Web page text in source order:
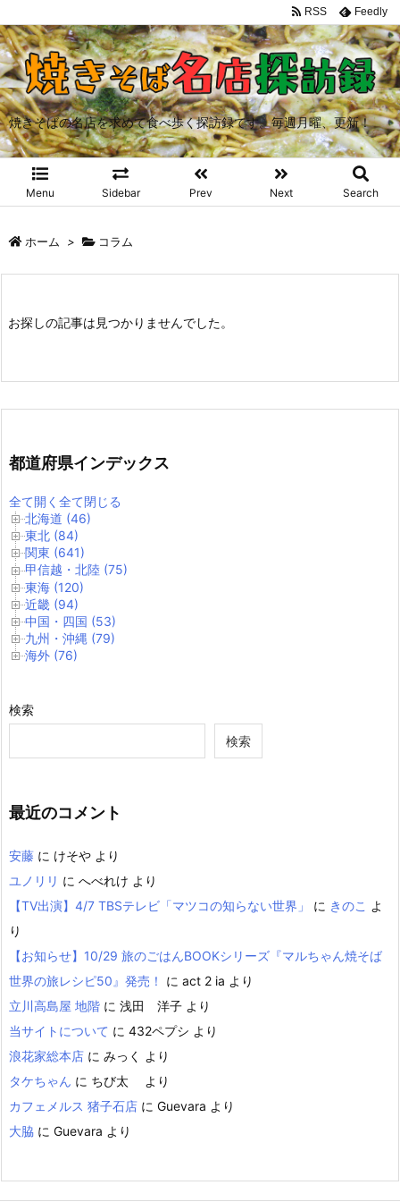
焼きそばの名店を求めて食べ歩く探訪録です。毎週月曜、更新！
Menu Sidebar Prev Next Search
RSS Feedly
ホーム > コラム
お探しの記事は見つかりませんでした。
都道府県インデックス
全て開く 全て閉じる
北海道 (46)
東北 (84)
関東 (641)
甲信越・北陸 (75)
東海 (120)
近畿 (94)
中国・四国 (53)
九州・沖縄 (79)
海外 (76)
検索
検索
最近のコメント
安藤 に けそや より
ユノリリ に へべれけ より
【TV出演】4/7 TBSテレビ「マツコの知らない世界」
に きのこ よ
り
【お知らせ】10/29 旅のごはんBOOKシリーズ『マルちゃん焼そば
世界の旅レシピ50』発売！
に act 2 ia より
立川高島屋 地階 に 浅田 洋子 より
当サイトについて に 432ペプシ より
浪花家総本店 に みっく より
タケちゃん に ちび太
より
カフェメルス 猪子石店 に Guevara より
大脇 に Guevara より